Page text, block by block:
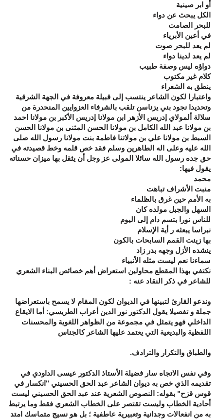
أو ابر صينية
الكل يبحث عن دواء
للبحر الصامت
في أعين الأبرياء
لم يعد للبحر صوت
لم يعد لدينا دواء
دواؤه ليس وصفة طبيب
كلام غير مكتوب
ينطق به الشعراء
واعتبارا لكون الشاعر ينتسب إلى قبيلة معروفة في الجهة الشرقية
وتحديدا نجود بني يزناسن تلقب بالشرفاء العزوايين المنحدرة من
سلالة ألمولاي إدريس الأزهر ابن مولانا إدريس الأكبر بن مولانا احمد
بن مولانا عبد الله الكامل بن مولانا الحسن المثنى بن مولانا الحسن
السبط بن مولانا علي بن مولاتنا فاطمة بنت مولانا رسول الله صلى
الله عليه وعلى اله الطاهرين وسلم فقد خص قلمه وخط قصيدته في
حق جده رسول الله سائلا المولى عز وجل أن يثقل بها ميزان حسناته
يقول فيها:
محمد
منبت الأشراف تباهت
به الأمم حين غرق بالظلماء
السهل والجبل مولده كان
للناس نورا بتسم دام إلى اليوم
نبراسا يبعثه ر أية الإسلام
بها زينت القمم السابحات بالكون
ينشده الأزل وجهه بدر زاد
سماءنا نعم ليست مثله الأنبياء
نكتفي بهذا المقطع محاولين استعراض أهم خصائص البناء الشعري
للشاعر في ذكر النقاد عنه :
وندعو القارئ لتبينها في الديوان لكون المقام لا يسمح باستعراضها
جملة و تفصيلا يقول الدكتور نور الدين أعراب الطريسي: أما اﻻيقاع
الداخلي فهو يتمثل في مجموعة من الظواهر اللغوية والمحسنات
اللفظية والبديعية التي يعتمد عليها الشاعر كالجناس
والطباق والتكرار والترادف.
وفي نفس الاتجاه سار فضيلة الأستاذ الدكتور عيسى الداودي في
تقديمه الذي خص به ديوان الشاعر عبد الحق الحسيني "انكسار في
قوس قزح" بقوله: النصوص الشعرية عند عبد الحق الحسيني ليست
أحادية الخطاب وليست تقتصر على الخطاب الشعري فقط وما يرتبط
به من انفعالات وجدانية وتعبيرية عاطفية ؛ بل هو نسيج متماسك امتد